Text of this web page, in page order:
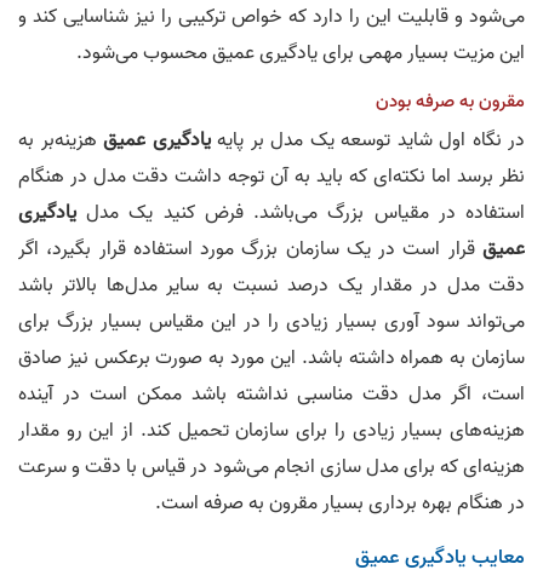
می‌شود و قابلیت این را دارد که خواص ترکیبی را نیز شناسایی کند و
این مزیت بسیار مهمی برای یادگیری عمیق محسوب می‌شود.
مقرون به صرفه بودن
در نگاه اول شاید توسعه یک مدل بر پایهیادگیری عمیق هزینه‌بر به
نظر برسد اما نکته‌ای که باید به آن توجه داشت دقت مدل در هنگام
استفاده در مقیاس بزرگ می‌باشد. فرض کنید یک مدل یادگیری
عمیق قرار است در یک سازمان بزرگ مورد استفاده قرار بگیرد، اگر
دقت مدل در مقدار یک درصد نسبت به سایر مدل‌ها بالاتر باشد
می‌تواند سود آوری بسیار زیادی را در این مقیاس بسیار بزرگ برای
سازمان به همراه داشته باشد. این مورد به صورت برعکس نیز صادق
است، اگر مدل دقت مناسبی نداشته باشد ممکن است در آینده
هزینه‌های بسیار زیادی را برای سازمان تحمیل کند. از این رو مقدار
هزینه‌ای که برای مدل سازی انجام می‌شود در قیاس با دقت و سرعت
در هنگام بهره برداری بسیار مقرون به صرفه است.
معایب یادگیری عمیق